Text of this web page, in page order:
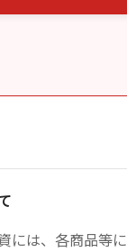
には、各商品等